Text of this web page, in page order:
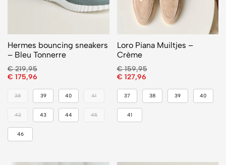
Hermes bouncing sneakers
– Bleu Tonnerre
€219,95
€ 175,96
38 39 40 41
42 43 44 45
46
Loro Piana Muiltjes –
Crème
€159,95
€ 127,96
37 38 39 40
41